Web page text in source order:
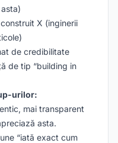
X (inginerii
de credibilitate
de tip “building in
urilor:
mai transparent
asta.
“iată exact cum